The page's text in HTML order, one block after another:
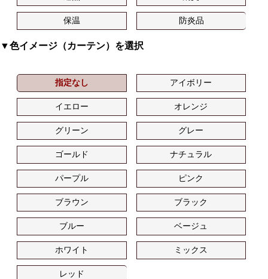
保温 防炎品
▼色イメージ（カーテン）を選択
指定なし アイボリー
イエロー オレンジ
グリーン グレー
ゴールド ナチュラル
パープル ピンク
ブラウン ブラック
ブルー ベージュ
ホワイト ミックス
レッド